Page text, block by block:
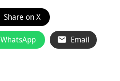
Share on X
WhatsApp Email